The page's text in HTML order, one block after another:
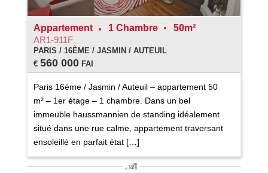
Appartement 1 Chambre
50m²
AR1-911F
PARIS / 16ÈME / JASMIN / AUTEUIL
€ 560 000FAI
Paris 16ème / Jasmin / Auteuil – appartement 50
m² – 1er étage – 1 chambre. Dans un bel
immeuble haussmannien de standing idéalement
situé dans une rue calme, appartement traversant
ensoleillé en parfait état […]